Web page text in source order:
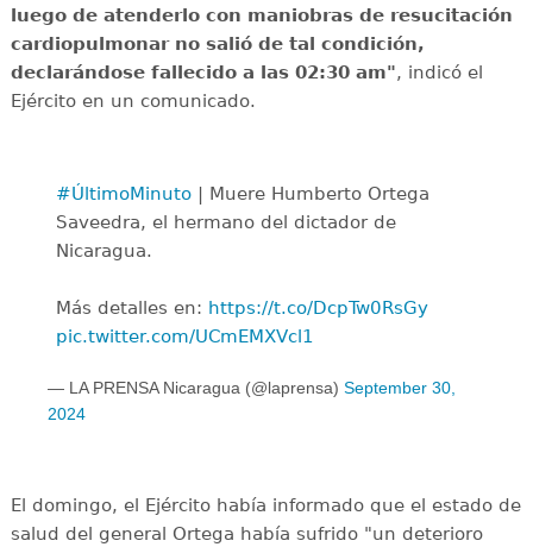
luego de atenderlo con maniobras de resucitación
cardiopulmonar no salió de tal condición,
declarándose fallecido a las 02:30 am", indicó el
Ejército en un comunicado.
#ÚltimoMinuto | Muere Humberto Ortega
Saveedra, el hermano del dictador de
Nicaragua.
Más detalles en: https://t.co/DcpTw0RsGy
pic.twitter.com/UCmEMXVcl1
— LA PRENSA Nicaragua (@laprensa) September 30,
2024
El domingo, el Ejército había informado que el estado de
salud del general Ortega había sufrido "un deterioro